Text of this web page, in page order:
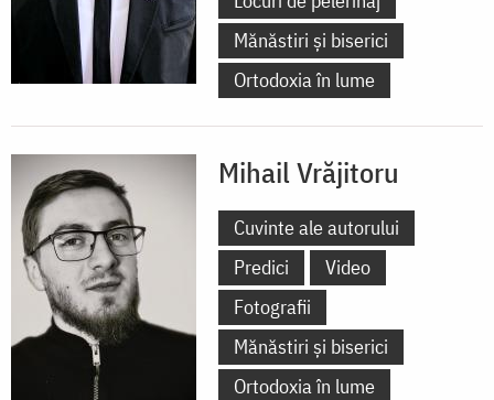
Mănăstiri și biserici
Ortodoxia în lume
Mihail Vrăjitoru
Cuvinte ale autorului
Predici
Video
Fotografii
Mănăstiri și biserici
Ortodoxia în lume